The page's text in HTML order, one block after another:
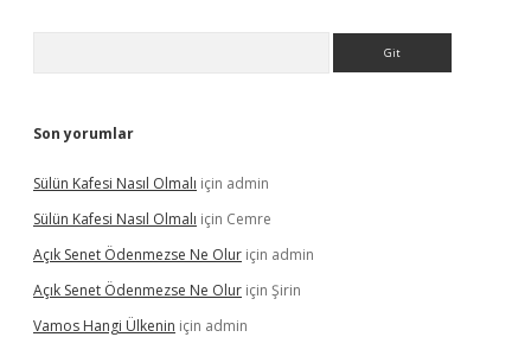
Son yorumlar
Sülün Kafesi Nasıl Olmalı için admin
Sülün Kafesi Nasıl Olmalı için Cemre
Açık Senet Ödenmezse Ne Olur için admin
Açık Senet Ödenmezse Ne Olur için Şirin
Vamos Hangi Ülkenin için admin